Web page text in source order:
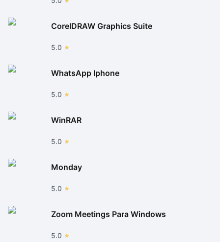
CorelDRAW Graphics Suite
5.0
WhatsApp Iphone
5.0
WinRAR
5.0
Monday
5.0
Zoom Meetings Para Windows
5.0